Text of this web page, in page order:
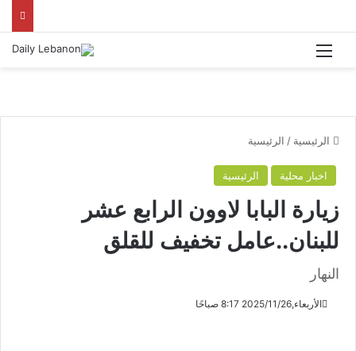
القائمة
الرئيسية / الرئيسية
اخبار محلية الرئيسية
زيارة البابا لاوون الرابع عشر
للبنان..عامل تخفيف للقلق
النهار
الأربعاء,2025/11/26 8:17 صباحًا